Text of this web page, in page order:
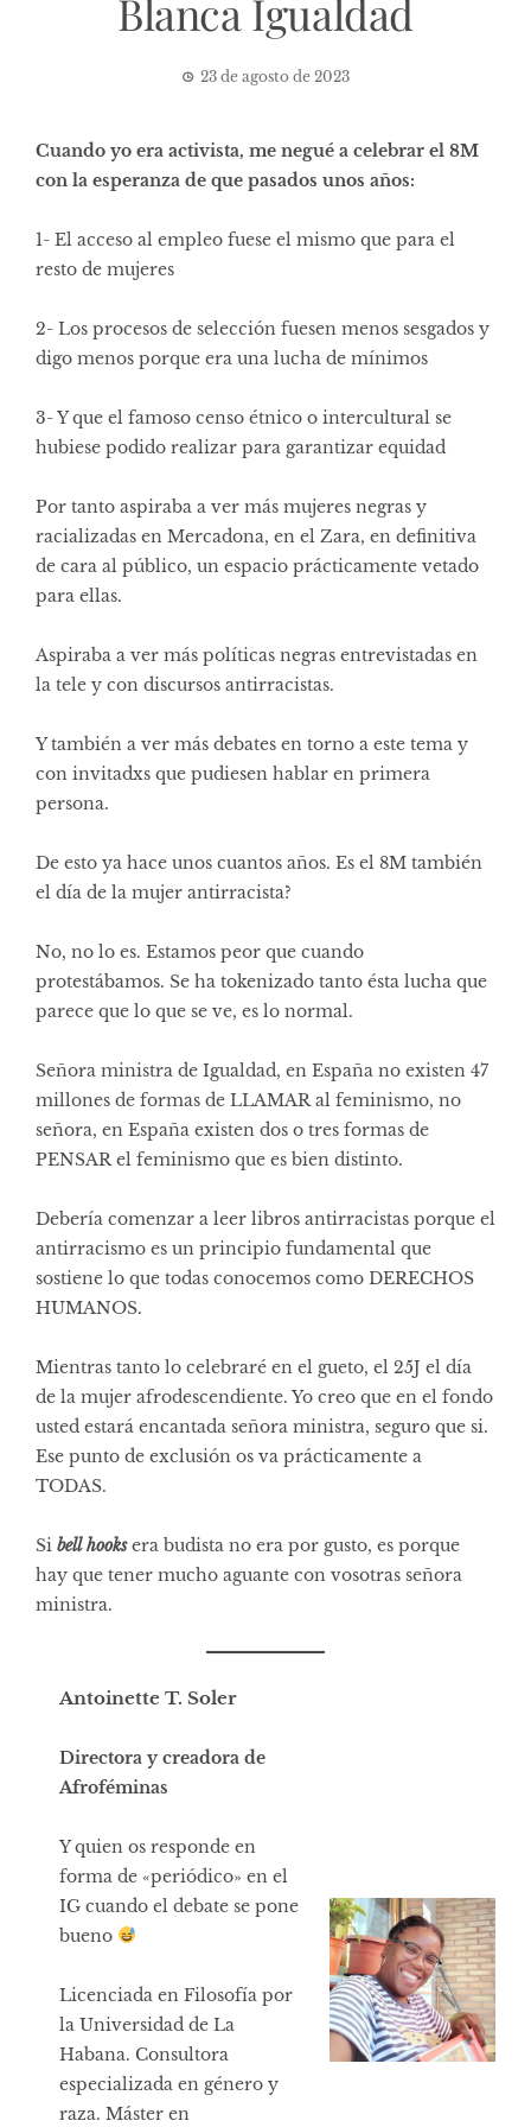
Blanca Igualdad
23 de agosto de 2023
Cuando yo era activista, me negué a celebrar el 8M
con la esperanza de que pasados unos años:
1- El acceso al empleo fuese el mismo que para el
resto de mujeres
2- Los procesos de selección fuesen menos sesgados y
digo menos porque era una lucha de mínimos
3- Y que el famoso censo étnico o intercultural se
hubiese podido realizar para garantizar equidad
Por tanto aspiraba a ver más mujeres negras y
racializadas en Mercadona, en el Zara, en definitiva
de cara al público, un espacio prácticamente vetado
para ellas.
Aspiraba a ver más políticas negras entrevistadas en
la tele y con discursos antirracistas.
Y también a ver más debates en torno a este tema y
con invitadxs que pudiesen hablar en primera
persona.
De esto ya hace unos cuantos años. Es el 8M también
el día de la mujer antirracista?
No, no lo es. Estamos peor que cuando
protestábamos. Se ha tokenizado tanto ésta lucha que
parece que lo que se ve, es lo normal.
Señora ministra de Igualdad, en España no existen 47
millones de formas de LLAMAR al feminismo, no
señora, en España existen dos o tres formas de
PENSAR el feminismo que es bien distinto.
Debería comenzar a leer libros antirracistas porque el
antirracismo es un principio fundamental que
sostiene lo que todas conocemos como DERECHOS
HUMANOS.
Mientras tanto lo celebraré en el gueto, el 25J el día
de la mujer afrodescendiente. Yo creo que en el fondo
usted estará encantada señora ministra, seguro que si.
Ese punto de exclusión os va prácticamente a
TODAS.
Si bell hooksera budista no era por gusto, es porque
hay que tener mucho aguante con vosotras señora
ministra.
Antoinette T. Soler
Directora y creadora de
Afroféminas
Y quien os responde en
forma de «periódico» en el
IG cuando el debate se pone
bueno
Licenciada en Filosofía por
la Universidad de La
Habana. Consultora
especializada en género y
raza. Máster en